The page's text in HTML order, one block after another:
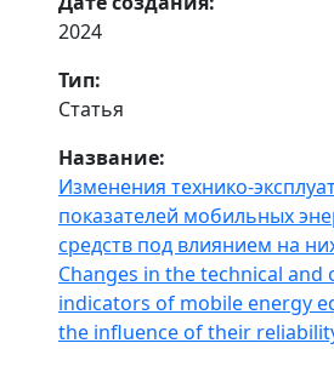
2024
Тип:
Статья
Название:
Изменения технико-
показателей мобильных
средств под влиянием на
Changes in the technical and
indicators of mobile energy
the influence of their